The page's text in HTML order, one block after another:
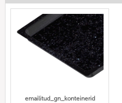
emailitud_gn_konteinerid